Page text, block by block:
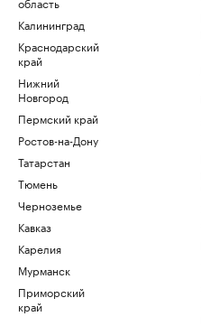
Калининград
Краснодарский
край
Нижний
Новгород
Пермский край
Ростов-на-Дону
Татарстан
Тюмень
Черноземье
Кавказ
Карелия
Мурманск
Приморский
край